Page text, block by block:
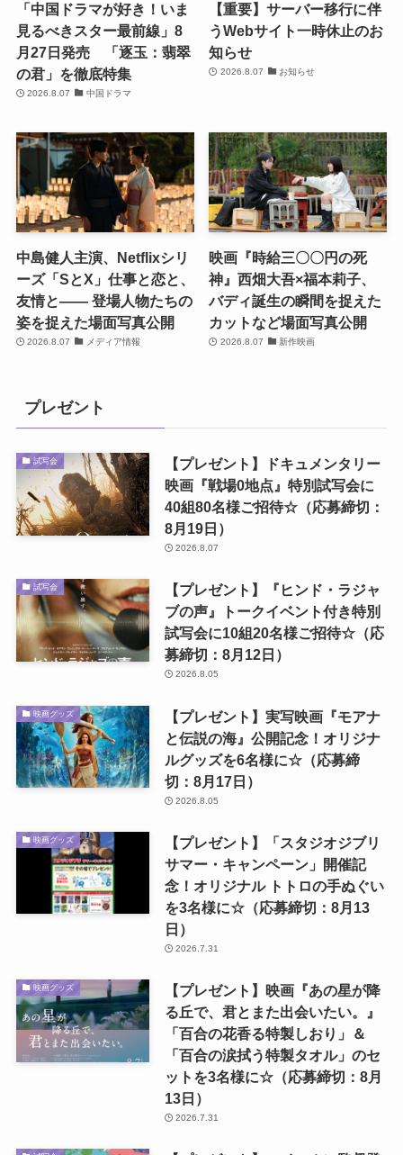
「中国ドラマが好き！いま
見るべきスター最前線」8
月27日発売 「逐玉：翡翠
の君」を徹底特集
2026.8.07 中国ドラマ
【重要】サーバー移行に伴
うWebサイト一時休止のお
知らせ
2026.8.07 お知らせ
中島健人主演、Netflixシリ
ーズ「SとX」仕事と恋と、
友情と―― 登場人物たちの
姿を捉えた場面写真公開
2026.8.07 メディア情報
映画『時給三〇〇円の死
神』西畑大吾×福本莉子、
バディ誕生の瞬間を捉えた
カットなど場面写真公開
2026.8.07 新作映画
プレゼント
試写会
【プレゼント】ドキュメンタリー
映画『戦場0地点』特別試写会に
40組80名様ご招待☆（応募締切：
8月19日）
2026.8.07
試写会
【プレゼント】『ヒンド・ラジャ
ブの声』トークイベント付き特別
試写会に10組20名様ご招待☆（応
募締切：8月12日）
2026.8.05
映画グッズ
【プレゼント】実写映画『モアナ
と伝説の海』公開記念！オリジナ
ルグッズを6名様に☆（応募締
切：8月17日）
2026.8.05
映画グッズ
【プレゼント】「スタジオジブリ
サマー・キャンペーン」開催記
念！オリジナル トトロの手ぬぐい
を3名様に☆（応募締切：8月13
日）
2026.7.31
映画グッズ
【プレゼント】映画『あの星が降
る丘で、君とまた出会いたい。』
「百合の花香る特製しおり」＆
「百合の涙拭う特製タオル」のセ
ットを3名様に☆（応募締切：8月
13日）
2026.7.31